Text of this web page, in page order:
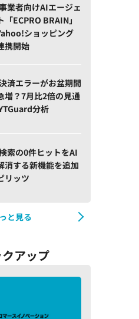
業者向けAIエージェ
「ECPRO BRAIN」
ショッピング
携開始
済エラーがお盆期間
増？7月比2倍の見通
分析
索の0件ヒットをAI
消する新機能を追加
リッツ
と見る
アップ